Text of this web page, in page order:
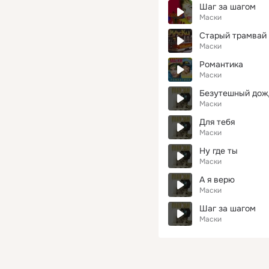
Шаг за шагом
Маски
Старый трамвай
Маски
Романтика
Маски
Безутешный
Маски
Для тебя
Маски
Ну где ты
Маски
А я верю
Маски
Шаг за шагом
Маски